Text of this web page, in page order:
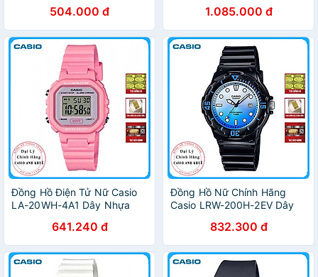
504.000 đ 1.085.000 đ
Đồng Hồ Điện Tử Nữ Casio
LA-20WH-4A1 Dây Nhựa
641.240 đ
Đồng Hồ Nữ Chính Hãng
Casio LRW-200H-2EV Dây
832.300 đ